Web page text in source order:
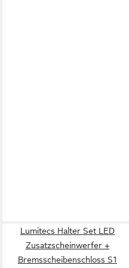
Lumitecs Halter Set LED
Zusatzscheinwerfer +
Bremsscheibenschloss S1